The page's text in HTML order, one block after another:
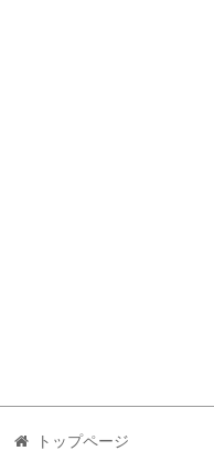
トップページ